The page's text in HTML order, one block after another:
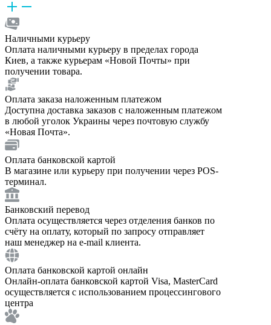
Наличными курьеру
Оплата наличными курьеру в пределах города
Киев, а также курьерам «Новой Почты» при
получении товара.
Оплата заказа наложенным платежом
Доступна доставка заказов с наложенным платежом
в любой уголок Украины через почтовую службу
«Новая Почта».
Оплата банковской картой
В магазине или курьеру при получении через POS-
терминал.
Банковский перевод
Оплата осуществляется через отделения банков по
счёту на оплату, который по запросу отправляет
наш менеджер на e-mail клиента.
Оплата банковской картой онлайн
Онлайн-оплата банковской картой Visa, MasterCard
осуществляется с использованием процессингового
центра